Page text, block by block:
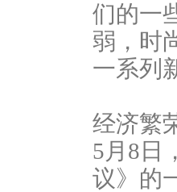
们的一
弱，时
一系列
经济繁
5月8日
议》的